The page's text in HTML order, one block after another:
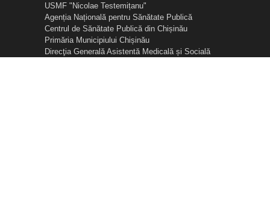
USMF "Nicolae Testemițanu"
Agenția Națională pentru Sănătate Publică
Centrul de Sănătate Publică din Chișinău
Primăria Municipiului Chișinău
Direcţia Generală Asistentă Medicală și Socială